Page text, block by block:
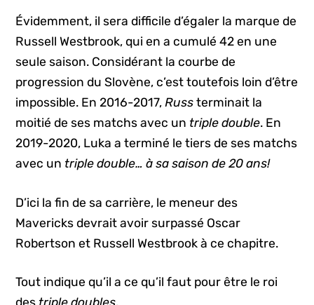
Évidemment, il sera difficile d’égaler la marque de
Russell Westbrook, qui en a cumulé 42 en une
seule saison. Considérant la courbe de
progression du Slovène, c’est toutefois loin d’être
impossible. En 2016-2017,Russterminait la
moitié de ses matchs avec un triple double. En
2019-2020, Luka a terminé le tiers de ses matchs
avec un triple double… à sa saison de 20 ans!
D’ici la fin de sa carrière, le meneur des
Mavericks devrait avoir surpassé Oscar
Robertson et Russell Westbrook à ce chapitre.
Tout indique qu’il a ce qu’il faut pour être le roi
des triple doubles.